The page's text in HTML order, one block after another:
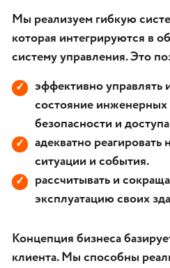
Мы реализуем гибкую
которая интегрируются в
систему управления. Это
✓
эффективно управлять
состояние инженерных
безопасности и
✓
адекватно реагировать
ситуации и события.
✓
рассчитывать и
эксплуатацию своих
Концепция бизнеса
клиента. Мы способны